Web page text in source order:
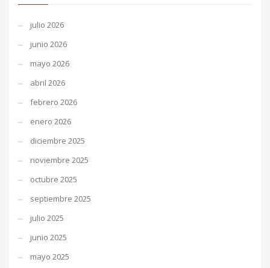
julio 2026
junio 2026
mayo 2026
abril 2026
febrero 2026
enero 2026
diciembre 2025
noviembre 2025
octubre 2025
septiembre 2025
julio 2025
junio 2025
mayo 2025